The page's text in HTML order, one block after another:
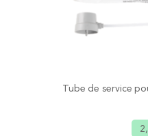
Tube de service